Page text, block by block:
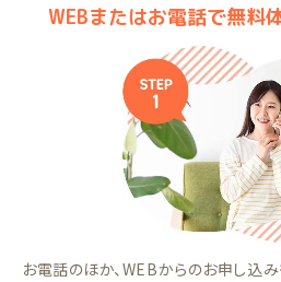
WEBまたはお電話で無料
お電話のほか、WEBからのお申し込